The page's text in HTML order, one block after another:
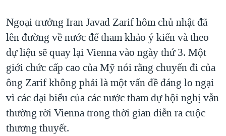
Ngoại trưởng Iran Javad Zarif hôm chủ nhật đã
lên đường về nước để tham khảo ý kiến và theo
dự liệu sẽ quay lại Vienna vào ngày thứ 3. Một
giới chức cấp cao của Mỹ nói rằng chuyến đi của
ông Zarif không phải là một vấn đề đáng lo ngại
vì các đại biểu của các nước tham dự hội nghị vẫn
thường rời Vienna trong thời gian diễn ra cuộc
thương thuyết.